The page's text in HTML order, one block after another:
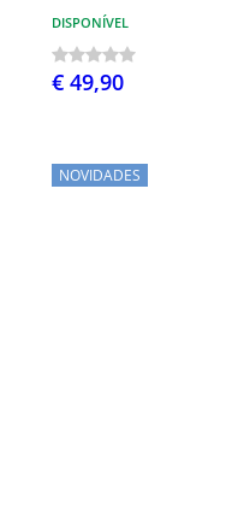
DISPONÍVEL
€ 49,90
NOVIDADES